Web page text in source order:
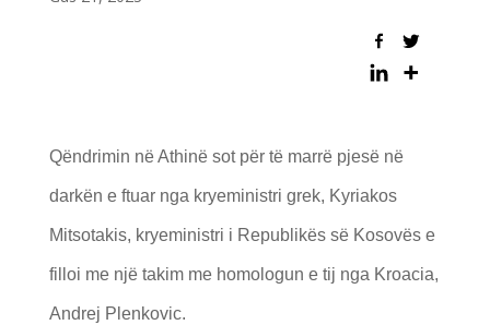
​Qëndrimin në Athinë sot për të marrë pjesë në
darkën e ftuar nga kryeministri grek, Kyriakos
Mitsotakis, kryeministri i Republikës së Kosovës e
filloi me një takim me homologun e tij nga Kroacia,
Andrej Plenkovic.